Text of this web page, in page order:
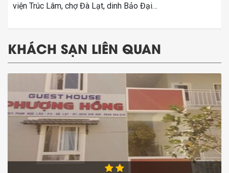
viện Trúc Lâm, chợ Đà Lạt, dinh Bảo Đại…
KHÁCH SẠN LIÊN QUAN